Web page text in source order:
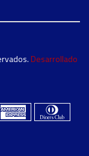
Desarrollado